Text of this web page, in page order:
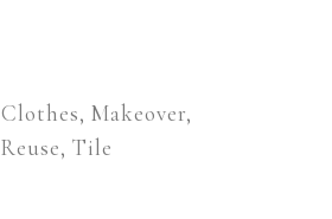
Clothes Makeover
Reuse Tile